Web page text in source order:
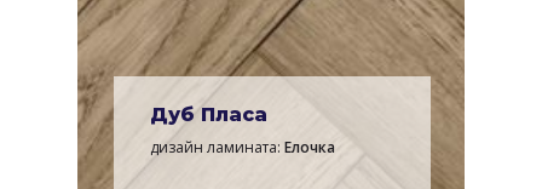
Дуб Пласа
дизайн ламината: Елочка